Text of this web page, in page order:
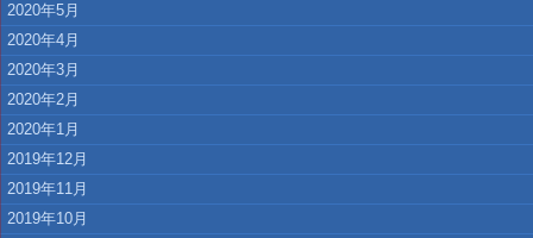
2020年5月
2020年4月
2020年3月
2020年2月
2020年1月
2019年12月
2019年11月
2019年10月